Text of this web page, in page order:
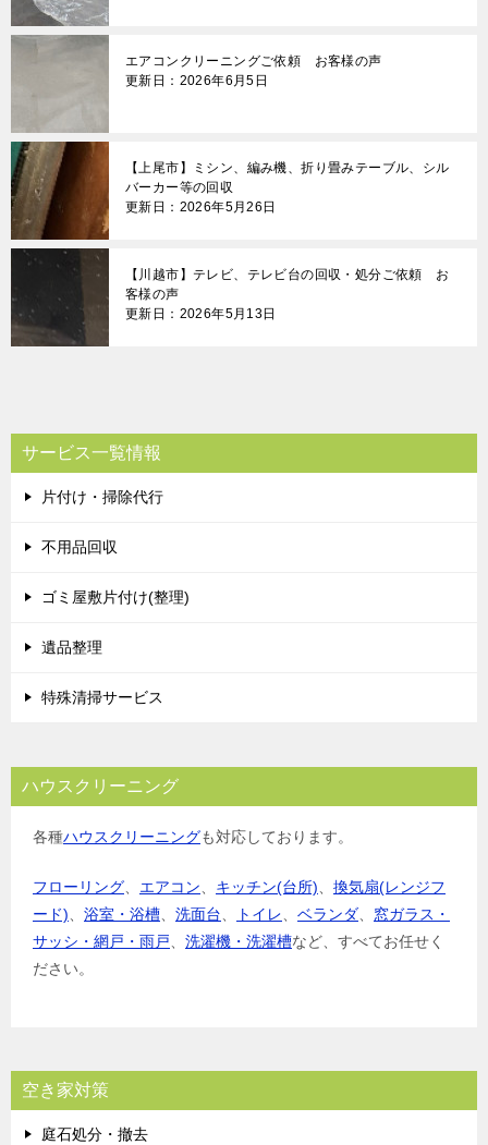
エアコンクリーニングご依頼 お客様の声
更新日：2026年6月5日
【上尾市】ミシン、編み機、折り畳みテーブル、シル
バーカー等の回収
更新日：2026年5月26日
【川越市】テレビ、テレビ台の回収・処分ご依頼 お
客様の声
更新日：2026年5月13日
サービス一覧情報
片付け・掃除代行
不用品回収
ゴミ屋敷片付け(整理)
遺品整理
特殊清掃サービス
ハウスクリーニング
各種ハウスクリーニングも対応しております。
フローリング、 エアコン、 キッチン(台所)、 換気扇(レンジフ
ード)、 浴室・浴槽、 洗面台、 トイレ、 ベランダ、 窓ガラス・
サッシ・網戸・雨戸、 洗濯機・洗濯槽など、すべてお任せく
ださい。
空き家対策
庭石処分・撤去